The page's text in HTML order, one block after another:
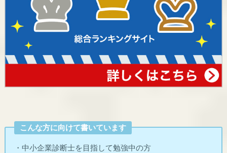
こんな方に向けて書いています
・中小企業診断士を目指して勉強中の方